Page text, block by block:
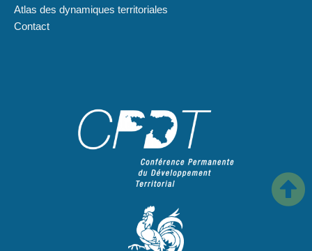
Atlas des dynamiques territoriales
Contact